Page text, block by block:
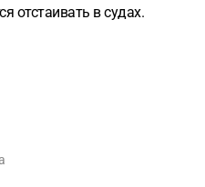
отстаивать в судах.